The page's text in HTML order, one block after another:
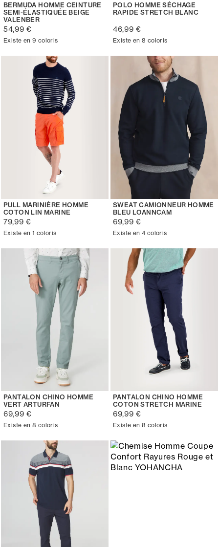
BERMUDA HOMME CEINTURE
SEMI-ÉLASTIQUÉE BEIGE
VALENBER
54,99 €
Existe en 9 coloris
POLO HOMME SÉCHAGE
RAPIDE STRETCH BLANC
46,99 €
Existe en 8 coloris
PULL MARINIÈRE HOMME
COTON LIN MARINE
79,99 €
Existe en 1 coloris
SWEAT CAMIONNEUR HOMME
BLEU LOANNCAM
69,99 €
Existe en 4 coloris
PANTALON CHINO HOMME
VERT ARTURFAN
69,99 €
Existe en 8 coloris
PANTALON CHINO HOMME
COTON STRETCH MARINE
69,99 €
Existe en 8 coloris